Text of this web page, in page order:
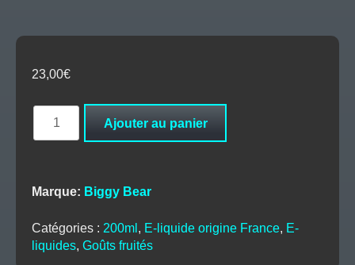
23,00€
200ml
Biggy
Bear
Ajouter au panier
Marque: Biggy Bear
Catégories : 200ml , E-liquide origine France, E-
liquides, Goûts fruités